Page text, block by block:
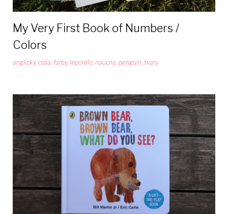
My Very First Book of Numbers /
Colors
anglicky, cisla, farby, leporelo, naucna, penguin, tvary